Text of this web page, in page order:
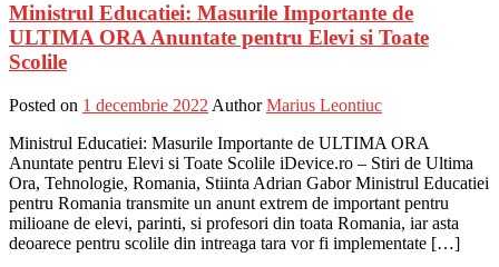
Ministrul Educatiei: Masurile Importante de
ULTIMA ORA Anuntate pentru Elevi si Toate
Scolile
Posted on 1 decembrie 2022 Author Marius Leontiuc
Ministrul Educatiei: Masurile Importante de ULTIMA ORA
Anuntate pentru Elevi si Toate Scolile iDevice.ro – Stiri de Ultima
Ora, Tehnologie, Romania, Stiinta Adrian Gabor Ministrul Educatiei
pentru Romania transmite un anunt extrem de important pentru
milioane de elevi, parinti, si profesori din toata Romania, iar asta
deoarece pentru scolile din intreaga tara vor fi implementate […]